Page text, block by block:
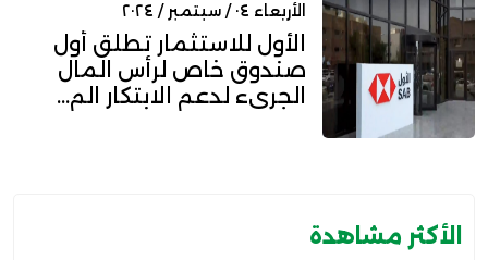
الأربعاء ٠٤ / سبتمبر / ٢٠٢٤
الأول للاستثمار تطلق أول
صندوق خاص لرأس المال
الجريء لدعم الابتكار الم...
الأكثر مشاهدة